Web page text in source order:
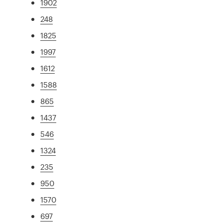
1902
248
1825
1997
1612
1588
865
1437
546
1324
235
950
1570
697